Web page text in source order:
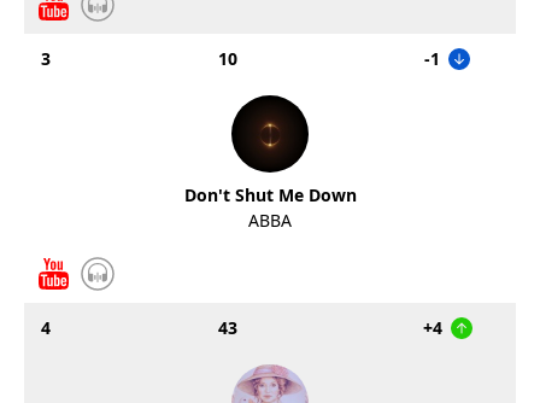
3 10 -1
Don't Shut Me Down
ABBA
4 43 +4